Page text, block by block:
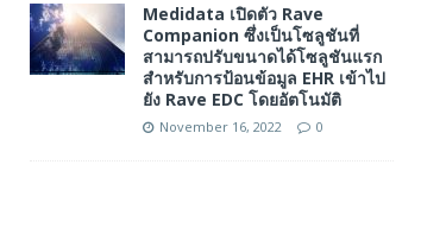
Medidata เปิดตัว Rave
Companion ซึ่งเป็นโซลูชันที่
สามารถปรับขนาดได้โซลูชันแรก
สำหรับการป้อนข้อมูล EHR เข้าไป
ยัง Rave EDC โดยอัตโนมัติ
November 16, 2022 0